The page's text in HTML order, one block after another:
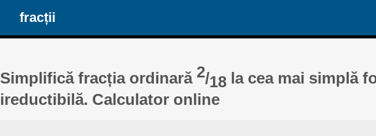
fracții
Simplifică fracția ordinară 2/18 la cea mai simplă
ireductibilă. Calculator online